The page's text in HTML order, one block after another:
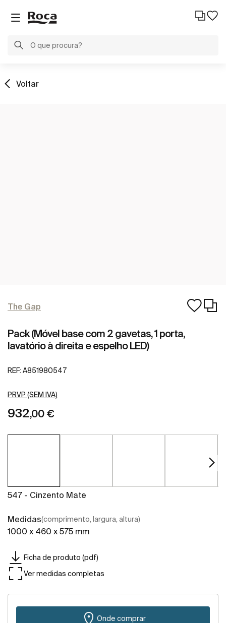
Voltar
The Gap
Pack (Móvel base com 2 gavetas, 1 porta,
lavatório à direita e espelho LED)
REF: A851980547
PRVP (SEM IVA)
932,00 €
547 - Cinzento Mate
Medidas(comprimento, largura, altura)
1000 x 460 x 575 mm
Ficha de produto (pdf)
Ver medidas completas
Onde comprar